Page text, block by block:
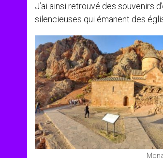
J’ai ainsi retrouvé des souvenirs
silencieuses qui émanent des